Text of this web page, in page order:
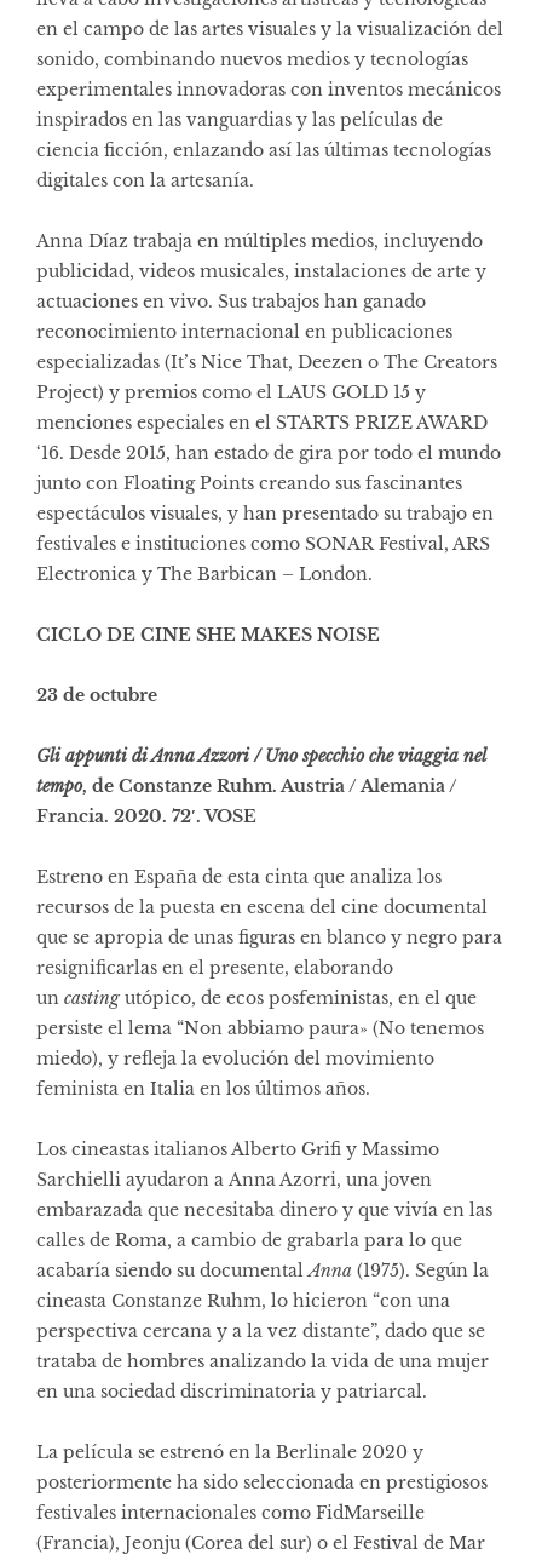
en el campo de las artes visuales y la visualización del
sonido, combinando nuevos medios y tecnologías
experimentales innovadoras con inventos mecánicos
inspirados en las vanguardias y las películas de
ciencia ficción, enlazando así las últimas tecnologías
digitales con la artesanía.
Anna Díaz trabaja en múltiples medios, incluyendo
publicidad, videos musicales, instalaciones de arte y
actuaciones en vivo. Sus trabajos han ganado
reconocimiento internacional en publicaciones
especializadas (It’s Nice That, Deezen o The Creators
Project) y premios como el LAUS GOLD 15 y
menciones especiales en el STARTS PRIZE AWARD
‘16. Desde 2015, han estado de gira por todo el mundo
junto con Floating Points creando sus fascinantes
espectáculos visuales, y han presentado su trabajo en
festivales e instituciones como SONAR Festival, ARS
Electronica y The Barbican – London.
CICLO DE CINE SHE MAKES NOISE
23 de octubre
Gli appunti di Anna Azzori / Uno specchio che viaggia nel
tempo, de Constanze Ruhm. Austria / Alemania /
Francia. 2020. 72′. VOSE
Estreno en España de esta cinta que analiza los
recursos de la puesta en escena del cine documental
que se apropia de unas figuras en blanco y negro para
resignificarlas en el presente, elaborando
un castingutópico, de ecos posfeministas, en el que
persiste el lema “Non abbiamo paura» (No tenemos
miedo), y refleja la evolución del movimiento
feminista en Italia en los últimos años.
Los cineastas italianos Alberto Grifi y Massimo
Sarchielli ayudaron a Anna Azorri, una joven
embarazada que necesitaba dinero y que vivía en las
calles de Roma, a cambio de grabarla para lo que
acabaría siendo su documentalAnna (1975). Según la
cineasta Constanze Ruhm, lo hicieron “con una
perspectiva cercana y a la vez distante”, dado que se
trataba de hombres analizando la vida de una mujer
en una sociedad discriminatoria y patriarcal.
La película se estrenó en la Berlinale 2020 y
posteriormente ha sido seleccionada en prestigiosos
festivales internacionales como FidMarseille
(Francia), Jeonju (Corea del sur) o el Festival de Mar